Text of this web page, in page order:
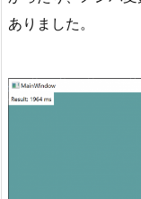
ありました。